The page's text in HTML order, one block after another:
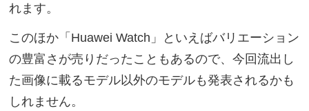
れます。
このほか「Huawei Watch」といえばバリエーション
の豊富さが売りだったこともあるので、今回流出し
た画像に載るモデル以外のモデルも発表されるかも
しれません。